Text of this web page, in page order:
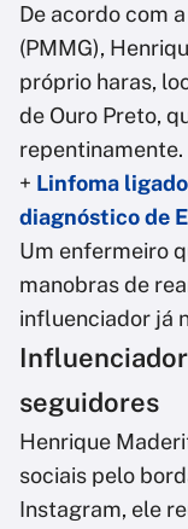
De acordo com
(PMMG),
próprio haras,
de Ouro Preto,
repentinamente.
+ Linfoma
diagnóstico de
Um enfermeiro
manobras de
influenciador já
seguidores
Henrique
sociais pelo
Instagram, ele